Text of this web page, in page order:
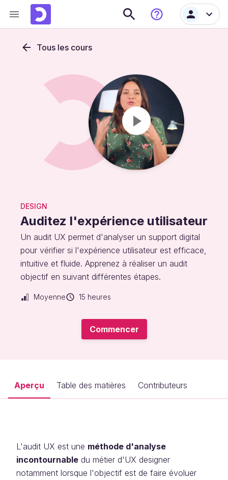
Tous les cours
DESIGN
Auditez l'expérience utilisateur
Un audit UX permet d'analyser un support digital
pour vérifier si l'expérience utilisateur est efficace,
intuitive et fluide. Apprenez à réaliser un audit
objectif en suivant différentes étapes.
Moyenne 15 heures
Commencer
Aperçu Table des matières Contributeurs
L'audit UX est une méthode d'analyse
incontournable du métier d'UX designer
notamment lorsque l'objectif est de faire évoluer